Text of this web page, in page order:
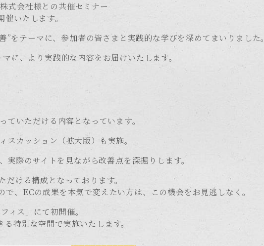
式会社様との共催セミナー
いたします。
をテーマに、参加者の皆さまと実践的な学びを深めてまいりました。
マに、より実践的な内容をお届けいたします。
ていただける内容となっています。
スカッション（拡大版）も実施。
際のサイトを見ながら改善点を深掘りします。
ける構成となっております。
、ECの成果を本気で変えたい方は、この機会をお見逃しなく。
ィス」にて初開催。
特別な空間で実施いたします。